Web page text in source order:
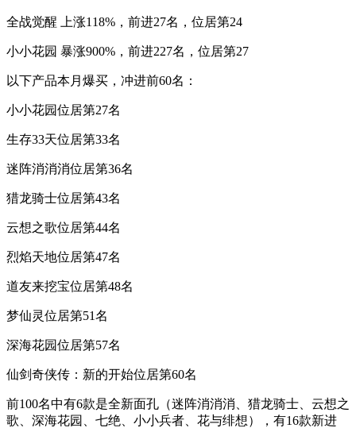
全战觉醒 上涨118%，前进27名，位居第24
小小花园 暴涨900%，前进227名，位居第27
以下产品本月爆买，冲进前60名：
小小花园位居第27名
生存33天位居第33名
迷阵消消消位居第36名
猎龙骑士位居第43名
云想之歌位居第44名
烈焰天地位居第47名
道友来挖宝位居第48名
梦仙灵位居第51名
深海花园位居第57名
仙剑奇侠传：新的开始位居第60名
前100名中有6款是全新面孔（迷阵消消消、猎龙骑士、云想之
歌、深海花园、七绝、小小兵者、花与绯想），有16款新进